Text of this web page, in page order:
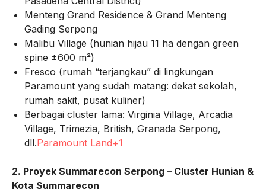
Menteng Grand Residence & Grand Menteng
Gading Serpong
Malibu Village (hunian hijau 11 ha dengan green
spine ±600 m²)
Fresco (rumah “terjangkau” di lingkungan
Paramount yang sudah matang: dekat sekolah,
rumah sakit, pusat kuliner)
Berbagai cluster lama: Virginia Village, Arcadia
Village, Trimezia, British, Granada Serpong,
dll.Paramount Land+1
2. Proyek Summarecon Serpong – Cluster Hunian &
Kota Summarecon